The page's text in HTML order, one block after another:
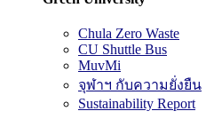
Chula Zero Waste
CU Shuttle Bus
MuvMi
จุฬาฯ กับความยั่งยืน
Sustainability Report